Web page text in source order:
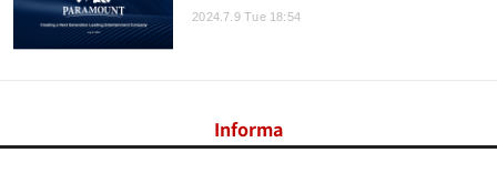
2024.7.9 Tue 18:54
Informa